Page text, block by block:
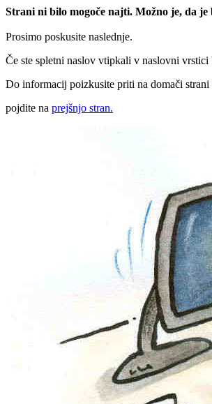
Strani ni bilo mogoče najti. Možno je, da
Prosimo poskusite naslednje.
Če ste spletni naslov vtipkali v naslovni
Do informacij poizkusite priti na domači strani
pojdite na prejšnjo stran.